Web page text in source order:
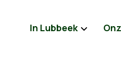
In Lubbeek